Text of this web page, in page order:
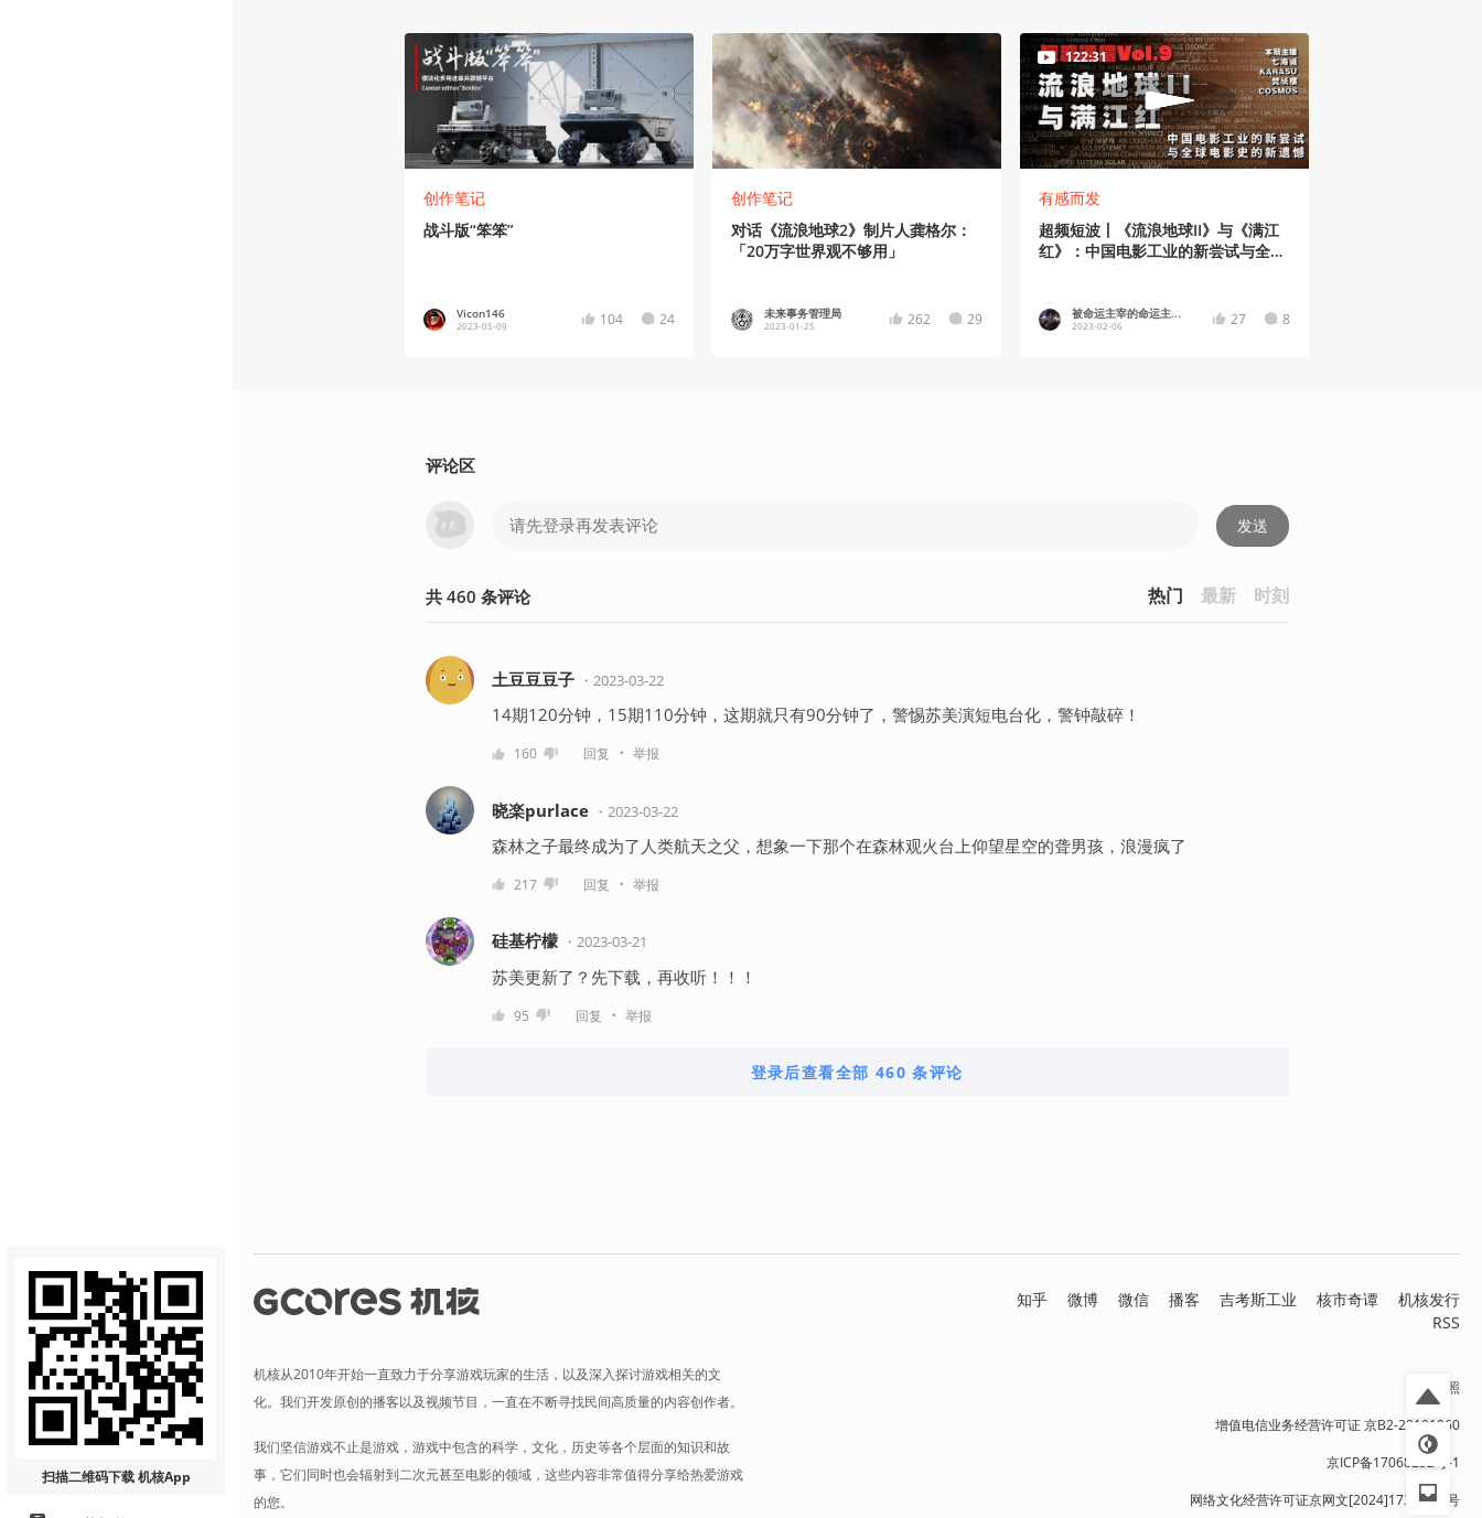
扫描二维码下载 机核App
创作笔记
战斗版“笨笨”
Vicon146
2023-05-09 104 24
创作笔记
对话《流浪地球2》制片人龚格尔：
「20万字世界观不够用」
未来事务管理局
2023-01-25 262 29
122:31
有感而发
超频短波丨《流浪地球II》与《满江
红》：中国电影工业的新尝试与全球
被命运主宰的命运主...
2023-02-06 27 8
评论区
发送
共 460 条评论 热门 最新 时刻
土豆豆豆子 ・ 2023-03-22
14期120分钟，15期110分钟，这期就只有90分钟了，警惕苏美演短电台化，警钟敲碎！
160 回复 ・ 举报
晓楽purlace ・ 2023-03-22
森林之子最终成为了人类航天之父，想象一下那个在森林观火台上仰望星空的聋男孩，浪漫疯了
217 回复 ・ 举报
硅基柠檬 ・ 2023-03-21
苏美更新了？先下载，再收听！！！
95 回复 ・ 举报
登录后查看全部 460 条评论
机核从2010年开始一直致力于分享游戏玩家的生活，以及深入探讨游戏相关的文
化。我们开发原创的播客以及视频节目，一直在不断寻找民间高质量的内容创作者。
我们坚信游戏不止是游戏，游戏中包含的科学，文化，历史等各个层面的知识和故
事，它们同时也会辐射到二次元甚至电影的领域，这些内容非常值得分享给热爱游戏
的您。
知乎 微博 微信 播客 吉考斯工业 核市奇谭
机核发行
RSS
营业执照
增值电信业务经营许可证 京B2-20191060
京ICP备17068232号-1
网络文化经营许可证京网文[2024]1733-082号